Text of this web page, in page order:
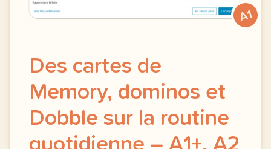
A1
Des cartes de
Memory, dominos et
Dobble sur la routine